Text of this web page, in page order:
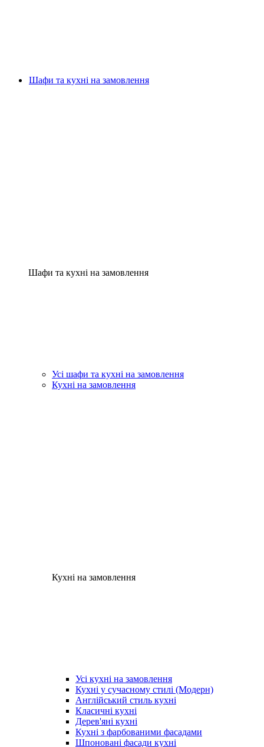
Шафи та кухні на замовлення
Шафи та кухні на замовлення
Усі шафи та кухні на замовлення
Кухні на замовлення
Кухні на замовлення
Усі кухні на замовлення
Кухні у сучасному стилі (Модерн)
Англійський стиль кухні
Класичні кухні
Дерев'яні кухні
Кухні з фарбованими фасадами
Шпоновані фасади кухні